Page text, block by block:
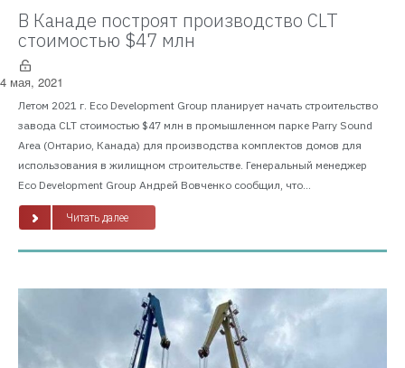
В Канаде построят производство CLT
стоимостью $47 млн
4 мая, 2021
Летом 2021 г. Eco Development Group планирует начать строительство
завода CLT стоимостью $47 млн в промышленном парке Parry Sound
Area (Онтарио, Канада) для производства комплектов домов для
использования в жилищном строительстве. Генеральный менеджер
Eco Development Group Андрей Вовченко сообщил, что...
Читать далее